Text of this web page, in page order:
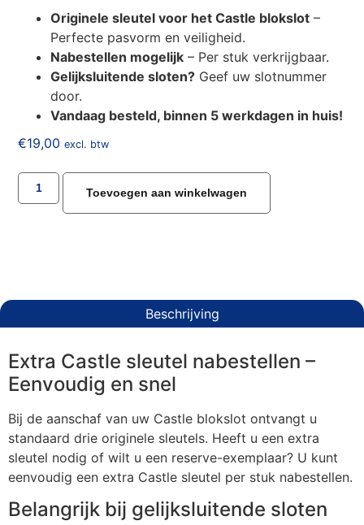
Originele sleutel voor het Castle blokslot –
Perfecte pasvorm en veiligheid.
Nabestellen mogelijk – Per stuk verkrijgbaar.
Gelijksluitende sloten? Geef uw slotnummer
door.
Vandaag besteld, binnen 5 werkdagen in huis!
€19,00 excl. btw
Toevoegen aan winkelwagen
Beschrijving
Extra Castle sleutel nabestellen –
Eenvoudig en snel
Bij de aanschaf van uw Castle blokslot ontvangt u
standaard drie originele sleutels. Heeft u een extra
sleutel nodig of wilt u een reserve-exemplaar? U kunt
eenvoudig een extra Castle sleutel per stuk nabestellen.
Belangrijk bij gelijksluitende sloten